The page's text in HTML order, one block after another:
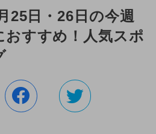
25日・26日の今週
すすめ！人気スポ